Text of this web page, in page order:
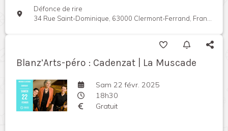
Défonce de rire
34 Rue Saint-Dominique, 63000 Clermont-Ferrand, France
Blanz’Arts-péro : Cadenzat | La Muscade
Sam 22 févr. 2025
18h30
Gratuit